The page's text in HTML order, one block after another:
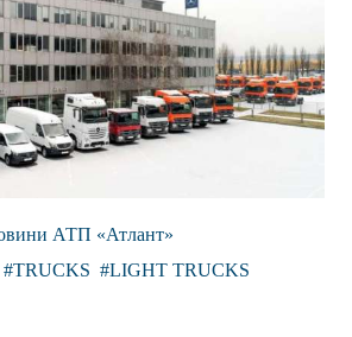
АТП «Атлант»
TRUCKS LIGHT TRUCKS